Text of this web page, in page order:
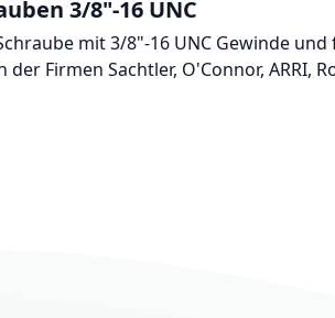
3/8"-16 UNC
mit 3/8"-16 UNC Gewinde und
der Firmen Sachtler, O'Connor, ARRI,